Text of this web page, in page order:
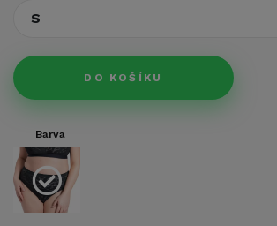
S
DO KOŠÍKU
Barva